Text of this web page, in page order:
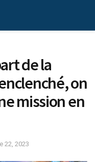
de la
on
mission en
22, 2023